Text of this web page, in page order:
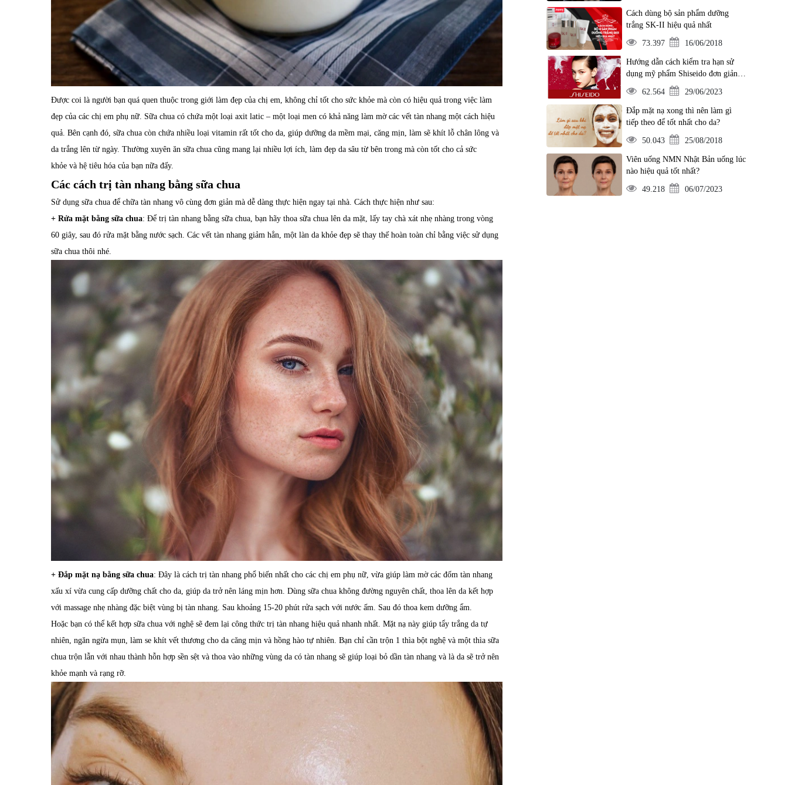
Được coi là người bạn quá quen thuộc trong giới làm đẹp của chị em, không chỉ tốt cho sức khỏe mà còn có hiệu quả trong việc làm
đẹp của các chị em phụ nữ. Sữa chua có chứa một loại axit latic – một loại men có khả năng làm mờ các vết tàn nhang một cách hiệu
quả. Bên cạnh đó, sữa chua còn chứa nhiều loại vitamin rất tốt cho da, giúp dưỡng da mềm mại, căng mịn, làm sẽ khít lỗ chân lông và
da trắng lên từ ngày. Thường xuyên ăn sữa chua cũng mang lại nhiều lợi ích, làm đẹp da sâu từ bên trong mà còn tốt cho cả sức
khỏe và hệ tiêu hóa của bạn nữa đấy.
Các cách trị tàn nhang bằng sữa chua
Sử dụng sữa chua để chữa tàn nhang vô cùng đơn giản mà dễ dàng thực hiện ngay tại nhà. Cách thực hiện như sau:
+ Rửa mặt bằng sữa chua: Để trị tàn nhang bằng sữa chua, bạn hãy thoa sữa chua lên da mặt, lấy tay chà xát nhẹ nhàng trong vòng
60 giây, sau đó rửa mặt bằng nước sạch. Các vết tàn nhang giảm hẳn, một làn da khỏe đẹp sẽ thay thế hoàn toàn chỉ bằng việc sử dụng
sữa chua thôi nhé.
+ Đắp mặt nạ bằng sữa chua: Đây là cách trị tàn nhang phổ biến nhất cho các chị em phụ nữ, vừa giúp làm mờ các đốm tàn nhang
xấu xí vừa cung cấp dưỡng chất cho da, giúp da trở nên láng mịn hơn. Dùng sữa chua không đường nguyên chất, thoa lên da kết hợp
với massage nhẹ nhàng đặc biệt vùng bị tàn nhang. Sau khoảng 15-20 phút rửa sạch với nước ấm. Sau đó thoa kem dưỡng ẩm.
Hoặc bạn có thể kết hợp sữa chua với nghệ sẽ đem lại công thức trị tàn nhang hiệu quả nhanh nhất. Mặt nạ này giúp tẩy trắng da tự
nhiên, ngăn ngừa mụn, làm se khít vết thương cho da căng mịn và hồng hào tự nhiên. Bạn chỉ cần trộn 1 thìa bột nghệ và một thìa sữa
chua trộn lẫn với nhau thành hỗn hợp sền sệt và thoa vào những vùng da có tàn nhang sẽ giúp loại bỏ dần tàn nhang và là da sẽ trở nên
khỏe mạnh và rạng rỡ.
Cách dùng bộ sản phẩm dưỡng
trắng SK-II hiệu quả nhất
73.397 16/06/2018
Hướng dẫn cách kiểm tra hạn sử
dụng mỹ phẩm Shiseido đơn giản
nhất
62.564 29/06/2023
Đắp mặt nạ xong thì nên làm gì
tiếp theo để tốt nhất cho da?
50.043 25/08/2018
Viên uống NMN Nhật Bản uống lúc
nào hiệu quả tốt nhất?
49.218 06/07/2023